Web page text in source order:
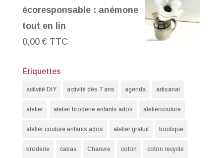
écoresponsable : anémone
tout en lin
0,00 € TTC
Étiquettes
activité DiY activité dès 7 ans agenda artisanat
atelier atelier broderie enfants ados ateliercouture
atelier couture enfants ados atelier gratuit boutique
broderie cabas Chanvre coton coton recyclé